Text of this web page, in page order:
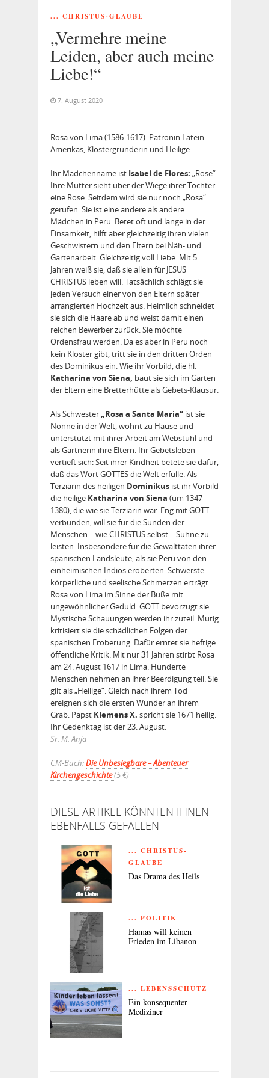
... CHRISTUS-GLAUBE
„Vermehre meine
Leiden, aber auch meine
Liebe!“
7. August 2020
Rosa von Lima (1586-1617): Patronin Latein-
Amerikas, Klostergründerin und Heilige.
Ihr Mädchenname ist Isabel de Flores: „Rose“.
Ihre Mutter sieht über der Wiege ihrer Tochter
eine Rose. Seitdem wird sie nur noch „Rosa“
gerufen. Sie ist eine andere als andere
Mädchen in Peru. Betet oft und lange in der
Einsamkeit, hilft aber gleichzeitig ihren vielen
Geschwistern und den Eltern bei Näh- und
Gartenarbeit. Gleichzeitig voll Liebe: Mit 5
Jahren weiß sie, daß sie allein für JESUS
CHRISTUS leben will. Tatsächlich schlägt sie
jeden Versuch einer von den Eltern später
arrangierten Hochzeit aus. Heimlich schneidet
sie sich die Haare ab und weist damit einen
reichen Bewerber zurück. Sie möchte
Ordensfrau werden. Da es aber in Peru noch
kein Kloster gibt, tritt sie in den dritten Orden
des Dominikus ein. Wie ihr Vorbild, die hl.
Katharina von Siena, baut sie sich im Garten
der Eltern eine Bretterhütte als Gebets-Klausur.
Als Schwester „Rosa a Santa Maria“ ist sie
Nonne in der Welt, wohnt zu Hause und
unterstützt mit ihrer Arbeit am Webstuhl und
als Gärtnerin ihre Eltern. Ihr Gebetsleben
vertieft sich: Seit ihrer Kindheit betete sie dafür,
daß das Wort GOTTES die Welt erfülle. Als
Terziarin des heiligen Dominikus ist ihr Vorbild
die heilige Katharina von Siena (um 1347-
1380), die wie sie Terziarin war. Eng mit GOTT
verbunden, will sie für die Sünden der
Menschen – wie CHRISTUS selbst – Sühne zu
leisten. Insbesondere für die Gewalttaten ihrer
spanischen Landsleute, als sie Peru von den
einheimischen Indios eroberten. Schwerste
körperliche und seelische Schmerzen erträgt
Rosa von Lima im Sinne der Buße mit
ungewöhnlicher Geduld. GOTT bevorzugt sie:
Mystische Schauungen werden ihr zuteil. Mutig
kritisiert sie die schädlichen Folgen der
spanischen Eroberung. Dafür erntet sie heftige
öffentliche Kritik. Mit nur 31 Jahren stirbt Rosa
am 24. August 1617 in Lima. Hunderte
Menschen nehmen an ihrer Beerdigung teil. Sie
gilt als „Heilige“. Gleich nach ihrem Tod
ereignen sich die ersten Wunder an ihrem
Grab. Papst Klemens X. spricht sie 1671 heilig.
Ihr Gedenktag ist der 23. August.
Sr. M. Anja
CM-Buch:Die Unbesiegbare – Abenteuer
Kirchengeschichte(5 €)
DIESE ARTIKEL KÖNNTEN IHNEN
EBENFALLS GEFALLEN
... CHRISTUS-
GLAUBE
Das Drama des Heils
... POLITIK
Hamas will keinen
Frieden im Libanon
... LEBENSSCHUTZ
Ein konsequenter
Mediziner